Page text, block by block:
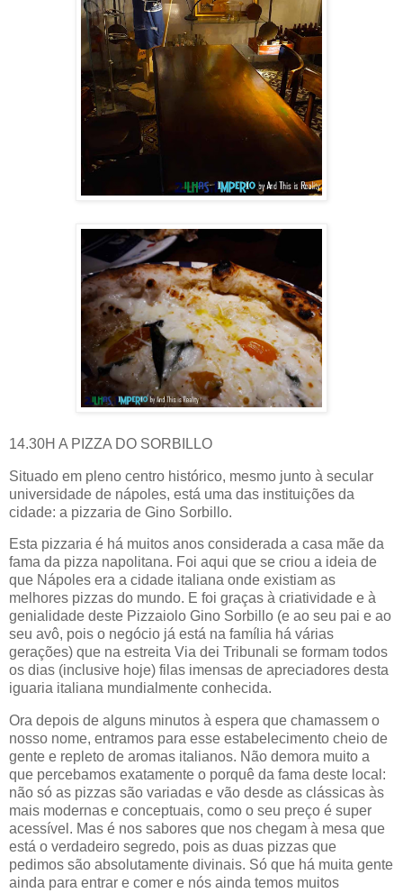
14.30H A PIZZA DO SORBILLO
Situado em pleno centro histórico, mesmo junto à secular
universidade de nápoles, está uma das instituições da
cidade: a pizzaria de Gino Sorbillo.
Esta pizzaria é há muitos anos considerada a casa mãe da
fama da pizza napolitana. Foi aqui que se criou a ideia de
que Nápoles era a cidade italiana onde existiam as
melhores pizzas do mundo. E foi graças à criatividade e à
genialidade deste Pizzaiolo Gino Sorbillo (e ao seu pai e ao
seu avô, pois o negócio já está na família há várias
gerações) que na estreita Via dei Tribunali se formam todos
os dias (inclusive hoje) filas imensas de apreciadores desta
iguaria italiana mundialmente conhecida.
Ora depois de alguns minutos à espera que chamassem o
nosso nome, entramos para esse estabelecimento cheio de
gente e repleto de aromas italianos. Não demora muito a
que percebamos exatamente o porquê da fama deste local:
não só as pizzas são variadas e vão desde as clássicas às
mais modernas e conceptuais, como o seu preço é super
acessível. Mas é nos sabores que nos chegam à mesa que
está o verdadeiro segredo, pois as duas pizzas que
pedimos são absolutamente divinais. Só que há muita gente
ainda para entrar e comer e nós ainda temos muitos